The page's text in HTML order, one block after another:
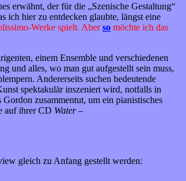
erwähnt, der für die „Szenische Gestaltung“
ich hier zu entdecken glaubte, längst eine
Werke spielt. Aberso möchte ich das
einem Ensemble und verschiedenen
und alles, wo man gut aufgestellt sein muss,
Andererseits suchen bedeutende
spektakulär inszeniert wird, notfalls in
zusammentut, um ein pianistisches
auf ihrer CD Water –
gleich zu Anfang gestellt werden: